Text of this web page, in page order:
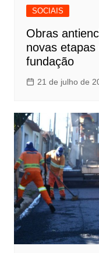
SOCIAIS
Obras
novas
fundação
21 de julho de